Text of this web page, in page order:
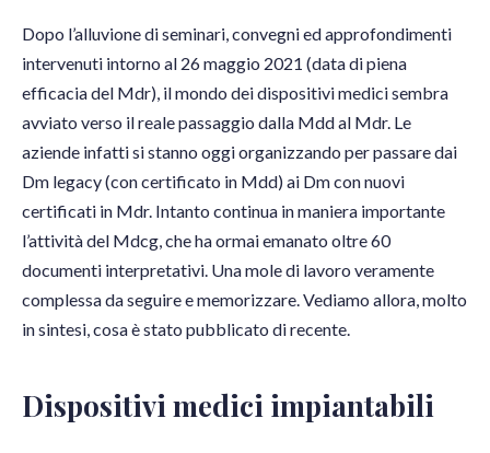
Dopo l’alluvione di seminari, convegni ed approfondimenti
intervenuti intorno al 26 maggio 2021 (data di piena
efficacia del Mdr), il mondo dei dispositivi medici sembra
avviato verso il reale passaggio dalla Mdd al Mdr. Le
aziende infatti si stanno oggi organizzando per passare dai
Dm legacy (con certificato in Mdd) ai Dm con nuovi
certificati in Mdr. Intanto continua in maniera importante
l’attività del Mdcg, che ha ormai emanato oltre 60
documenti interpretativi. Una mole di lavoro veramente
complessa da seguire e memorizzare. Vediamo allora, molto
in sintesi, cosa è stato pubblicato di recente.
Dispositivi medici impiantabili